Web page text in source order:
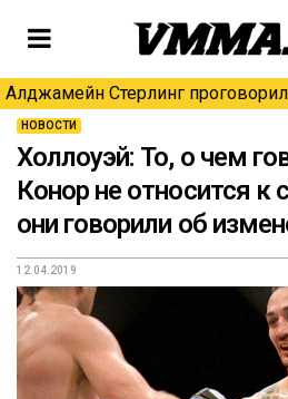
Алджамейн Стерлинг
НОВОСТИ
Холлоуэй: То, о чем
Конор не относится к
они говорили об
12.04.2019